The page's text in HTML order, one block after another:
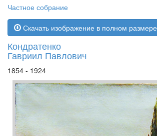
Частное собрание
Скачать изображение в полном размере
Кондратенко
Гавриил Павлович
1854 - 1924